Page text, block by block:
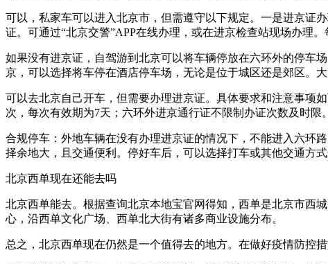
可以，私家车可以进入北京市，但需遵守以下规定。一是进京证
证。可通过“北京交警”APP在线办理，或在进京检查站现场办理
如果没有进京证，自驾游到北京可以将车辆停放在六环外的停车
京，可以选择将车停在酒店停车场，无论是位于城区还是郊区。
可以去北京自己开车，但需要办理进京证。具体要求和注意事项
次，每次有效期为7天；六环外进京通行证不限制办证次数及时限。
合规停车：外地车辆在没有办理进京证的情况下，不能进入六环
择余地大，且交通便利。停好车后，可以选择打车或其他交通方
北京西单现在还能去吗
北京西单能去。根据查询北京本地宝官网得知，西单是北京市西
心，沿西单文化广场、西单北大街有诸多商业设施分布。
总之，北京西单现在仍然是一个值得去的地方。在做好疫情防控